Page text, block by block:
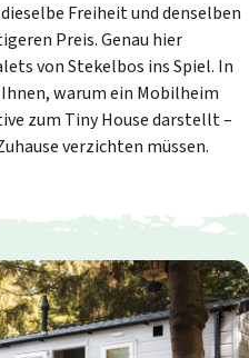
Freiheit und denselben
Preis. Genau hier
von Stekelbos ins Spiel. In
warum ein Mobilheim
zum Tiny House darstellt –
verzichten müssen.